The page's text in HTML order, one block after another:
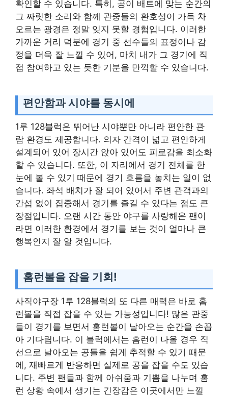
확인할 수 있습니다. 특히, 공이 배트에 맞는 순간의
그 짜릿한 소리와 함께 관중들의 환호성이 가득 차
오르는 광경은 정말 잊지 못할 경험입니다. 이러한
가까운 거리 덕분에 경기 중 선수들의 표정이나 감
정을 더욱 잘 느낄 수 있어, 마치 내가 그 경기에 직
접 참여하고 있는 듯한 기분을 만끽할 수 있습니다.
편안함과 시야를 동시에
1루 128블럭은 뛰어난 시야뿐만 아니라 편안한 관
람 환경도 제공합니다. 의자 간격이 넓고 편안하게
설계되어 있어 장시간 앉아 있어도 피로감을 최소화
할 수 있습니다. 또한, 이 자리에서 경기 전체를 한
눈에 볼 수 있기 때문에 경기 흐름을 놓치는 일이 없
습니다. 좌석 배치가 잘 되어 있어서 주변 관객과의
간섭 없이 집중해서 경기를 즐길 수 있다는 점도 큰
장점입니다. 오랜 시간 동안 야구를 사랑해온 팬이
라면 이러한 환경에서 경기를 보는 것이 얼마나 큰
행복인지 잘 알 것입니다.
홈런볼을 잡을 기회!
사직야구장 1루 128블럭의 또 다른 매력은 바로 홈
런볼을 직접 잡을 수 있는 가능성입니다! 많은 관중
들이 경기를 보면서 홈런볼이 날아오는 순간을 손꼽
아 기다립니다. 이 블럭에서는 홈런이 나올 경우 직
선으로 날아오는 공들을 쉽게 추적할 수 있기 때문
에, 재빠르게 반응하면 실제로 공을 잡을 수도 있습
니다. 주변 팬들과 함께 아쉬움과 기쁨을 나누며 홈
런 상황 속에서 생기는 긴장감은 이곳에서만 느낄